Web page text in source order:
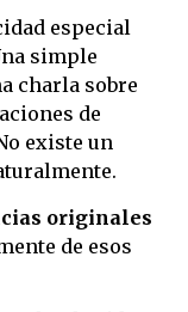
especial
simple
charla sobre
de
existe un
originales
de esos